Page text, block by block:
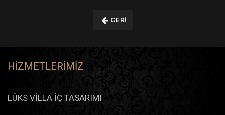
GERI
HIZMETLERIMIZ
LÜKS VİLLA İÇ TASARIMI